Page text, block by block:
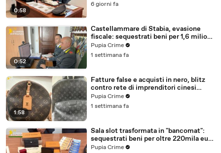
0:58
6 giorni fa
0:52
Castellammare di Stabia, evasione
fiscale: sequestrati beni per 1,6 milioni
ad un consorzio navale (29.07.26)
Pupia Crime
1 settimana fa
1:58
Fatture false e acquisti in nero, blitz
contro rete di imprenditori cinesi
sequestri per 8,5 milioni (29.07.26)
Pupia Crime
1 settimana fa
Sala slot trasformata in "bancomat":
sequestrati beni per oltre 220mila euro
a due coniugi (29.07.26)
Pupia Crime